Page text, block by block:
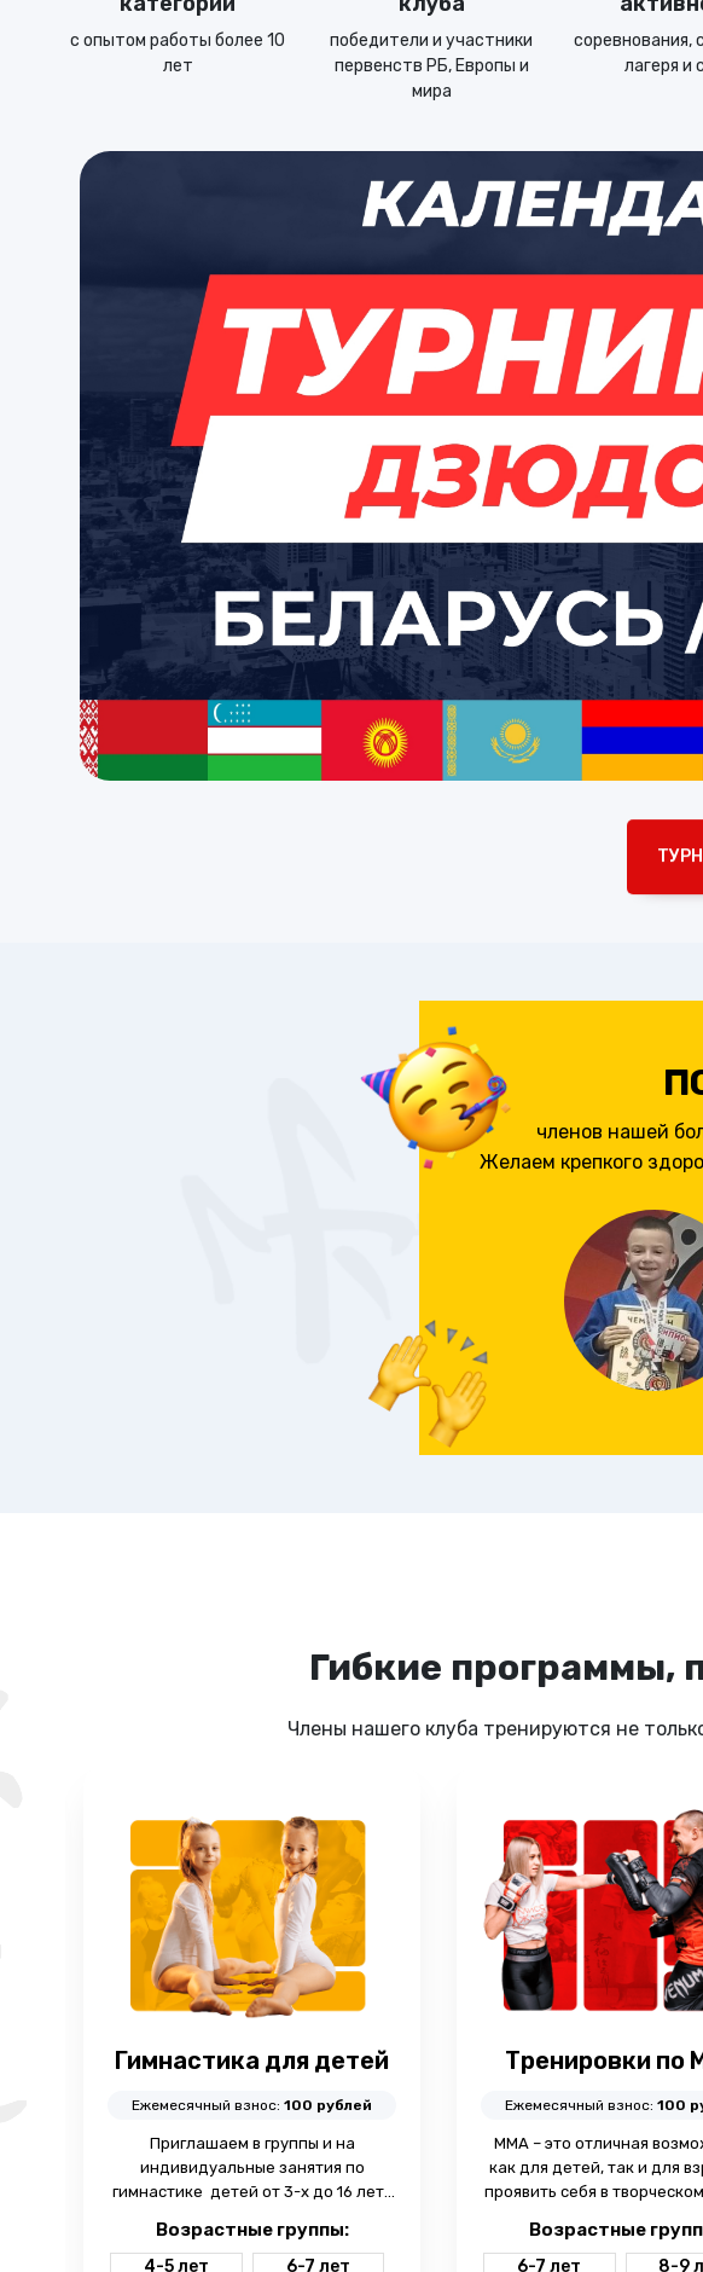
с опытом работы более 10
лет
победители и участники
первенств РБ, Европы и
мира
соревнования,
лагеря и
9
Мы
членов нашей
Желаем крепкого
Гибкие программы,
Члены нашего клуба тренируются не
Гимнастика для детей
Ежемесячный взнос: 100 рублей
Приглашаем в группы и на
индивидуальные занятия по
гимнастике детей от 3-х до 16 лет ,
гимнастики и акробатики. Наши
профессиональные тренеры
Возрастные группы:
4-5 лет
6-7 лет
Тренировки по
Ежемесячный взнос: 100
ММА – это отличная
как для детей, так и для
проявить себя в творческом
подготовки и развить
самообороны.
Возрастные
6-7 лет
8-9